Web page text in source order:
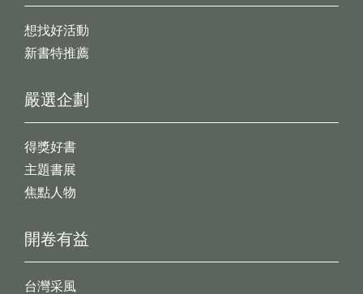
想找好活動
新書特推薦
開卷有益
台灣采風
嚴選企劃
得獎好書
主題書展
焦點人物